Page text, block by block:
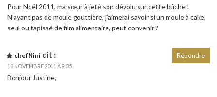
Pour Noël 2011, ma sœur à jeté son dévolu sur cette bûche !
N’ayant pas de moule gouttière, j’aimerai savoir si un moule à cake,
seul ou tapissé de film alimentaire, peut convenir ?
chefNini dit :
18 NOVEMBRE 2011 À 9:35
Bonjour Justine,
Répondre